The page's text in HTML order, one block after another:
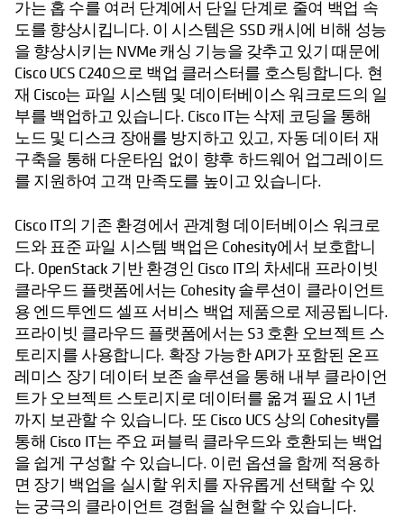
가는 홉 수를 여러 단계에서 단일 단계로 줄여 백업 속
도를 향상시킵니다. 이 시스템은 SSD 캐시에 비해 성능
을 향상시키는 NVMe 캐싱 기능을 갖추고 있기 때문에
Cisco UCS C240으로 백업 클러스터를 호스팅합니다. 현
재 Cisco는 파일 시스템 및 데이터베이스 워크로드의 일
부를 백업하고 있습니다. Cisco IT는 삭제 코딩을 통해
노드 및 디스크 장애를 방지하고 있고, 자동 데이터 재
구축을 통해 다운타임 없이 향후 하드웨어 업그레이드
를 지원하여 고객 만족도를 높이고 있습니다.
Cisco IT의 기존 환경에서 관계형 데이터베이스 워크로
드와 표준 파일 시스템 백업은 Cohesity에서 보호합니
다. OpenStack 기반 환경인 Cisco IT의 차세대 프라이빗
클라우드 플랫폼에서는 Cohesity 솔루션이 클라이언트
용 엔드투엔드 셀프 서비스 백업 제품으로 제공됩니다.
프라이빗 클라우드 플랫폼에서는 S3 호환 오브젝트 스
토리지를 사용합니다. 확장 가능한 API가 포함된 온프
레미스 장기 데이터 보존 솔루션을 통해 내부 클라이언
트가 오브젝트 스토리지로 데이터를 옮겨 필요 시 1년
까지 보관할 수 있습니다. 또 Cisco UCS 상의 Cohesity를
통해 Cisco IT는 주요 퍼블릭 클라우드와 호환되는 백업
을 쉽게 구성할 수 있습니다. 이런 옵션을 함께 적용하
면 장기 백업을 실시할 위치를 자유롭게 선택할 수 있
는 궁극의 클라이언트 경험을 실현할 수 있습니다.